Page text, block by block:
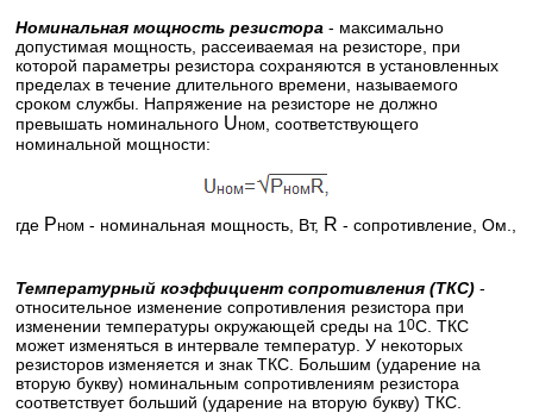
Номинальная мощность резистора - максимально
допустимая мощность, рассеиваемая на резисторе, при
которой параметры резистора сохраняются в установленных
пределах в течение длительного времени, называемого
сроком службы. Напряжение на резисторе не должно
превышать номинального Uном , соответствующего
номинальной мощности:
где Pном - номинальная мощность, Вт, R - сопротивление, Ом.,
Температурный коэффициент сопротивления (ТКС) -
относительное изменение сопротивления резистора при
изменении температуры окружающей среды на 10С. ТКС
может изменяться в интервале температур. У некоторых
резисторов изменяется и знак ТКС. Большим (ударение на
вторую букву) номинальным сопротивлениям резистора
соответствует больший (ударение на вторую букву) ТКС.